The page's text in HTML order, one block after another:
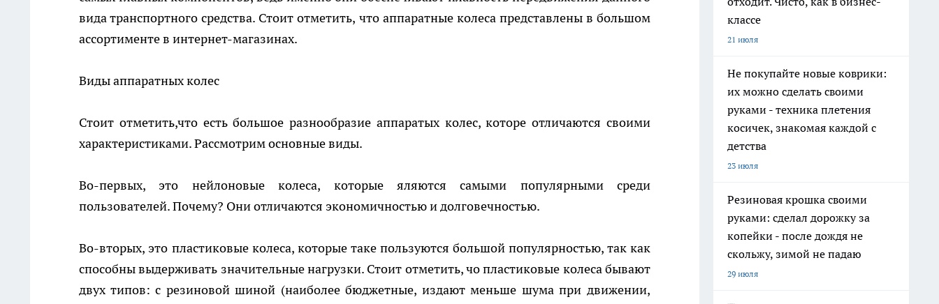
вида транспортного средства. Стоит отметить, что аппаратные колеса представлены в большом
ассортименте в интернет-магазинах.
Видыаппаратных колес
Стоит отметить,что есть большое разнообразие аппаратых колес, которе отличаются своими
характеристиками. Рассмотрим основные виды.
Во-первых, это нейлоновые колеса, которые яляются самыми популярными среди
пользователей. Почему? Они отличаются экономичностью и долговечностью.
Во-вторых, это пластиковые колеса, которые таке пользуются большой популярностью, так как
способны выдерживать значительные нагрузки. Стоит отметить, чо пластиковые колеса бывают
двух типов: с резиновой шиной (наиболее бюджетные, издают меньше шума при движении,
классе
21 июля
Не покупайте новые коврики:
их можно сделать своими
руками - техника плетения
косичек, знакомая каждой с
детства
23 июля
Резиновая крошка своими
руками: сделал дорожку за
копейки - после дождя не
скольжу, зимой не падаю
29 июля